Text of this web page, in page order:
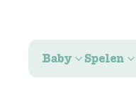
Baby Spelen